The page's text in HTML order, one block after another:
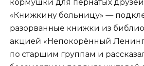
кормушки для пернатых
«Книжкину больницу» —
разорванные книжки из
акцией «Непокорённый
по старшим группам и